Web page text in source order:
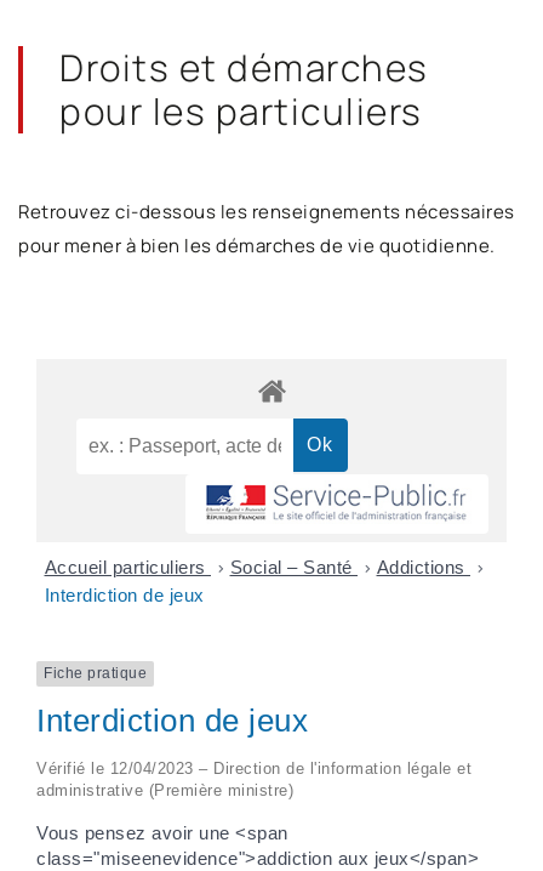
Droits et démarches
pour les particuliers
Retrouvez ci-dessous les renseignements nécessaires
pour mener à bien les démarches de vie quotidienne.
Accueil particuliers > Social – Santé > Addictions >
Interdiction de jeux
Fiche pratique
Interdiction de jeux
Vérifié le 12/04/2023 – Direction de l'information légale et
administrative (Première ministre)
Vous pensez avoir une <span
class="miseenevidence">addiction aux jeux</span>